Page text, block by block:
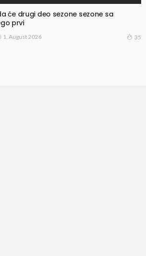
će drugi deo sezone sezone sa
prvi
1, August 2026 35